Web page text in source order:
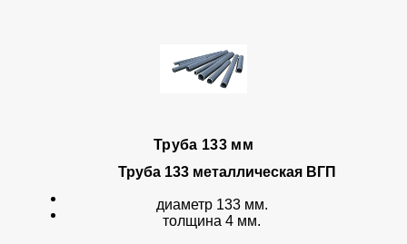
Труба 133 мм
Труба 133 металлическая ВГП
диаметр 133 мм.
толщина 4 мм.